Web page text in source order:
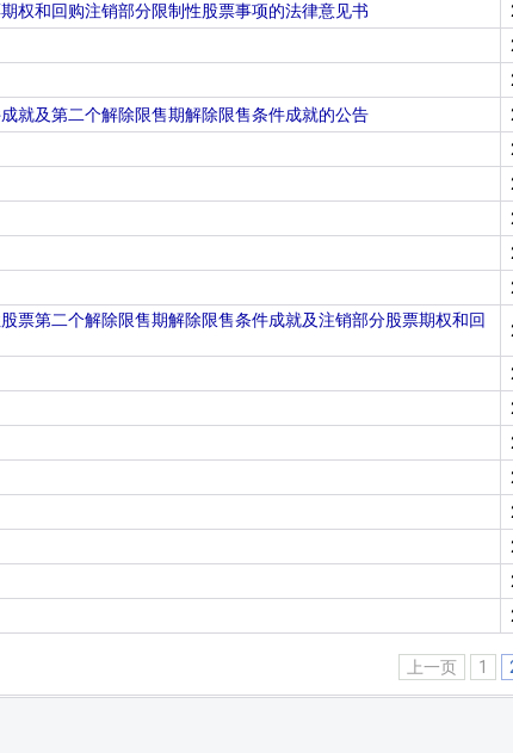
权和回购注销部分限制性股票事项的法律意见书
就及第二个解除限售期解除限售条件成就的公告
票第二个解除限售期解除限售条件成就及注销部分股票期权和回
上一页 1